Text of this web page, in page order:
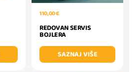
110,00 €
REDOVAN SERVIS
BOJLERA
SAZNAJ VIŠE